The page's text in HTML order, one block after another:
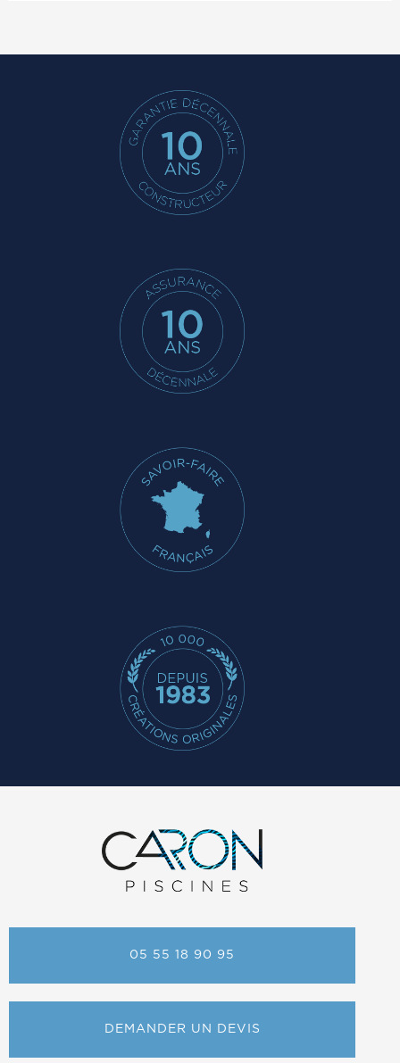
05 55 18 90 95
DEMANDER UN DEVIS